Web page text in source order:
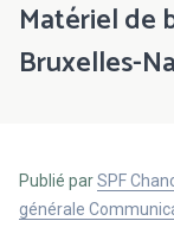
Matériel de
Bruxelles-
Publié parSPF
générale